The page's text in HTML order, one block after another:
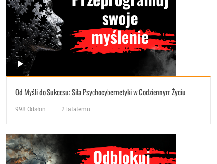
Od Myśli do Sukcesu: Siła Psychocybernetyki w Codziennym Życiu
998 Odsłon 2 latatemu